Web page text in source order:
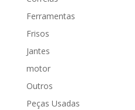
Ferramentas
Frisos
Jantes
motor
Outros
Peças Usadas